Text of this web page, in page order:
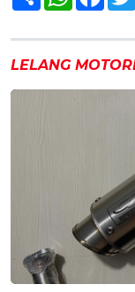
LELANG